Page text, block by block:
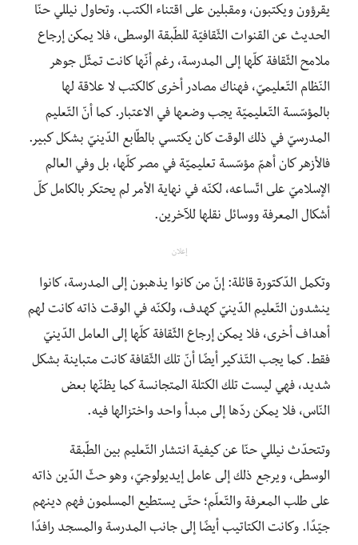
يقرؤون ويكتبون، ومقبلين على اقتناء الكتب. وتحاول نيللي حنّا
الحديث عن القنوات الثّقافيّة للطّبقة الوسطى، فلا يمكن إرجاع
ملامح الثّقافة كلّها إلى المدرسة، رغم أنّها كانت تمثّل جوهر
النّظام التّعليميّ، فهناك مصادر أخرى كالكتب لا علاقة لها
بالمؤسّسة التّعليميّة يجب وضعها في الاعتبار. كما أنّ التّعليم
المدرسيّ في ذلك الوقت كان يكتسي بالطّابع الدّينيّ بشكل كبير.
فالأزهر كان أهمّ مؤسّسة تعليميّة في مصر كلّها، بل وفي العالم
الإسلاميّ على اتّساعه، لكنّه في نهاية الأمر لم يحتكر بالكامل كلّ
أشكال المعرفة ووسائل نقلها للآخرين.
إعلان
وتكمل الدّكتورة قائلة: إنّ من كانوا يذهبون إلى المدرسة، كانوا
ينشدون التّعليم الدّينيّ كهدف، ولكنّه في الوقت ذاته كانت لهم
أهداف أخرى، فلا يمكن إرجاع الثّقافة كلّها إلى العامل الدّينيّ
فقط. كما يجب التّذكير أيضًا أنّ تلك الثّقافة كانت متباينة بشكل
شديد، فهي ليست تلك الكتلة المتجانسة كما يظنّها بعض
النّاس، فلا يمكن ردّها إلى مبدأ واحد واختزالها فيه.
وتتحدّث نيللي حنّا عن كيفية انتشار التّعليم بين الطّبقة
الوسطى، ويرجع ذلك إلى عامل إيديولوجيّ، وهو حثّ الدّين ذاته
على طلب المعرفة والتّعلّم؛ حتّى يستطيع المسلمون فهم دينهم
جيّدًا. وكانت الكتاتيب أيضًا إلى جانب المدرسة والمسجد رافدًا